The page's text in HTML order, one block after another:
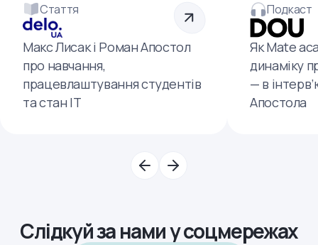
Стаття
Макс Лисак і Роман Апостол
про навчання,
працевлаштування студентів
та стан ІТ
Подкаст
Як Mate
динаміку
— в
Апостола
Слідкуй за нами у соцмережах